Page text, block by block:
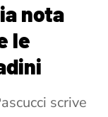
nota
le
scrive